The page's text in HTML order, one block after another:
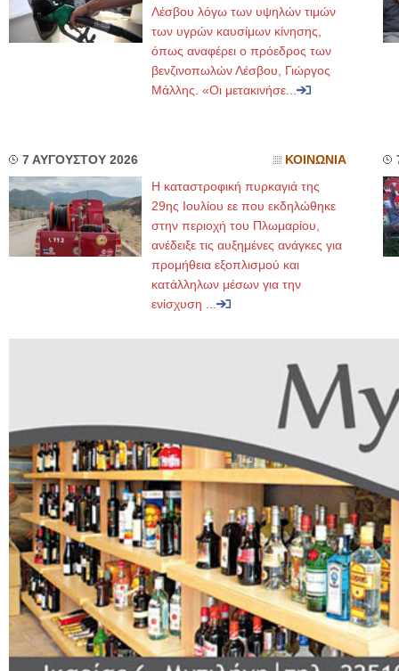
Λέσβου λόγω των υψηλών τιμών
των υγρών καυσίμων κίνησης,
όπως αναφέρει ο πρόεδρος των
βενζινοπωλών Λέσβου, Γιώργος
Μάλλης. «Οι μετακινήσε...
7 ΑΥΓΟΥΣΤΟΥ 2026 ΚΟΙΝΩΝΙΑ
Η καταστροφική πυρκαγιά της
29ης Ιουλίου εε που εκδηλώθηκε
στην περιοχή του Πλωμαρίου,
ανέδειξε τις αυξημένες ανάγκες για
προμήθεια εξοπλισμού και
κατάλληλων μέσων για την
ενίσχυση ...